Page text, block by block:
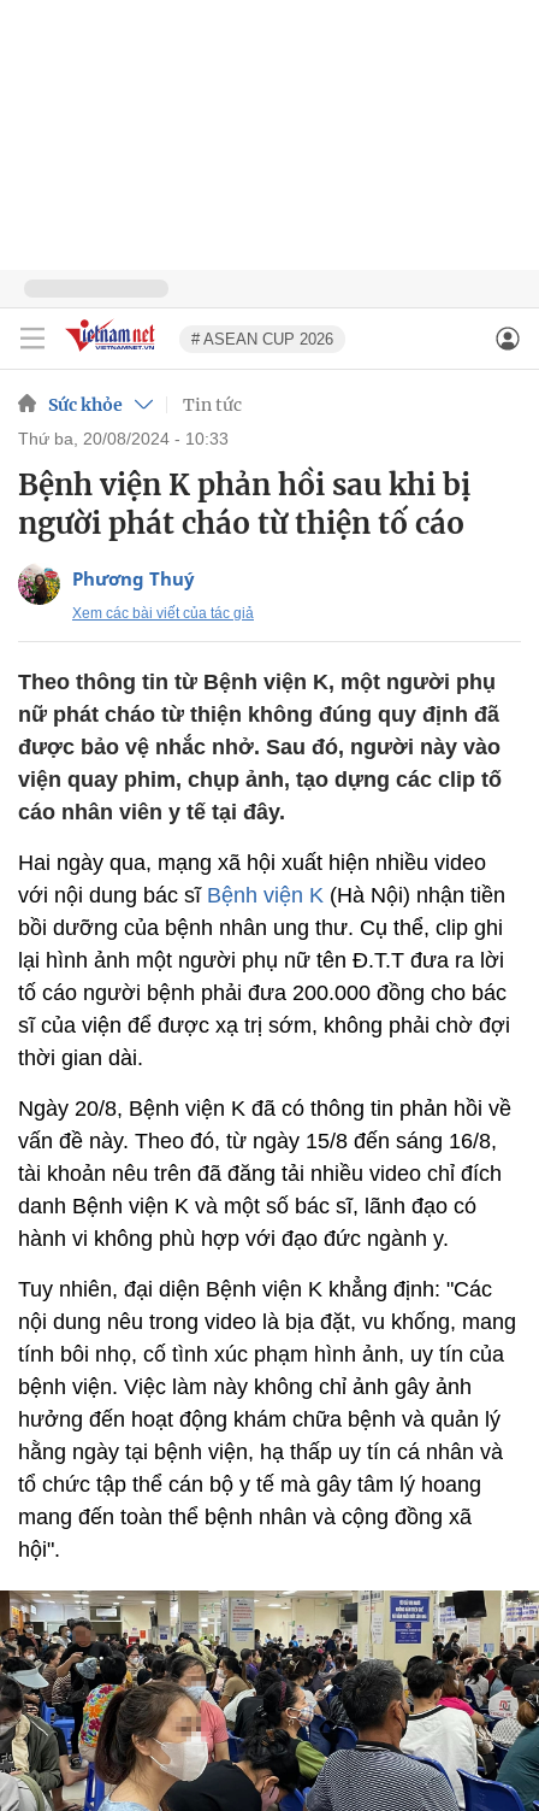
# ASEAN CUP 2026
Sức khỏe Tin tức
thứ ba, 20/08/2024 - 10:33
Bệnh viện K phản hồi sau khi bị
người phát cháo từ thiện tố cáo
Phương Thuý
Xem các bài viết của tác giả
Theo thông tin từ Bệnh viện K, một người phụ
nữ phát cháo từ thiện không đúng quy định đã
được bảo vệ nhắc nhở. Sau đó, người này vào
viện quay phim, chụp ảnh, tạo dựng các clip tố
cáo nhân viên y tế tại đây.
Hai ngày qua, mạng xã hội xuất hiện nhiều video
với nội dung bác sĩ Bệnh viện K (Hà Nội) nhận tiền
bồi dưỡng của bệnh nhân ung thư. Cụ thể, clip ghi
lại hình ảnh một người phụ nữ tên Đ.T.T đưa ra lời
tố cáo người bệnh phải đưa 200.000 đồng cho bác
sĩ của viện để được xạ trị sớm, không phải chờ đợi
thời gian dài.
Ngày 20/8, Bệnh viện K đã có thông tin phản hồi về
vấn đề này. Theo đó, từ ngày 15/8 đến sáng 16/8,
tài khoản nêu trên đã đăng tải nhiều video chỉ đích
danh Bệnh viện K và một số bác sĩ, lãnh đạo có
hành vi không phù hợp với đạo đức ngành y.
Tuy nhiên, đại diện Bệnh viện K khẳng định: "Các
nội dung nêu trong video là bịa đặt, vu khống, mang
tính bôi nhọ, cố tình xúc phạm hình ảnh, uy tín của
bệnh viện. Việc làm này không chỉ ảnh gây ảnh
hưởng đến hoạt động khám chữa bệnh và quản lý
hằng ngày tại bệnh viện, hạ thấp uy tín cá nhân và
tổ chức tập thể cán bộ y tế mà gây tâm lý hoang
mang đến toàn thể bệnh nhân và cộng đồng xã
hội".